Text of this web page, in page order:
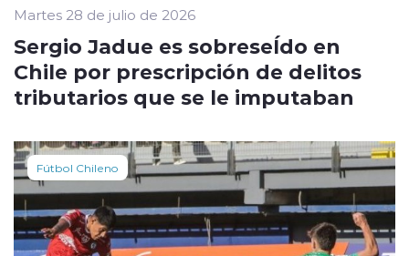
Martes 28 de julio de 2026
Sergio Jadue es sobreseÍdo en
Chile por prescripción de delitos
tributarios que se le imputaban
Fútbol Chileno